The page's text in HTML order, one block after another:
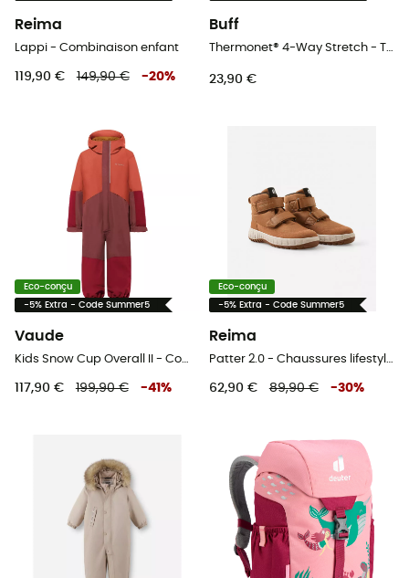
Reima
Lappi - Combinaison enfant
119,90 € 149,90 € -20%
Buff
23,90 €
Eco-conçu
-5% Extra - Code Summer5
Vaude
117,90 € 199,90 € -41 %
Eco-conçu
-5% Extra - Code Summer5
Reima
62,90 € 89,90 € -30%